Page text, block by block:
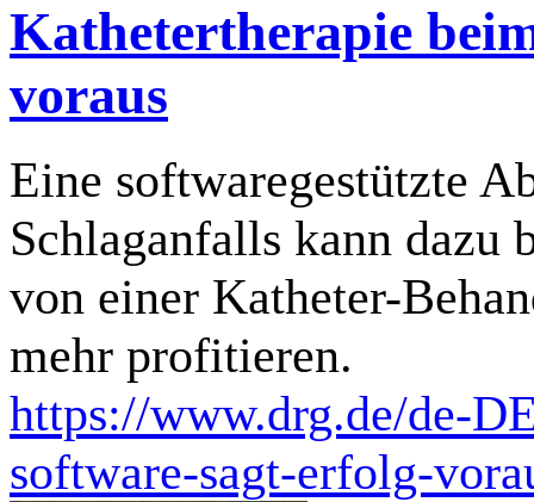
Kathetertherapie
voraus
Eine softwaregestützte
Schlaganfalls kann dazu
von einer Katheter-
mehr profitieren.
https://www.drg.de/de-
software-sagt-erfolg-